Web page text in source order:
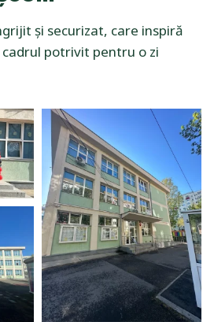
și securizat, care inspiră
potrivit pentru o zi